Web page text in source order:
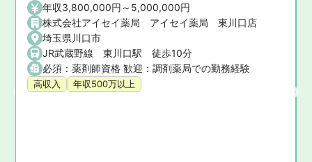
年収3,800,000円～5,000,000円
株式会社アイセイ薬局 アイセイ薬局 東川口店
埼玉県川口市
JR武蔵野線 東川口駅 徒歩10分
必須：薬剤師資格 歓迎：調剤薬局での勤務経験
高収入 年収500万以上